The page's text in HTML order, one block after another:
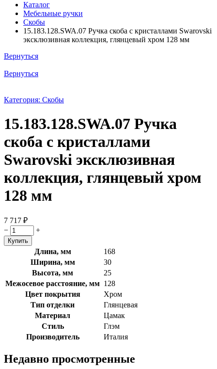
Каталог
Мебельные ручки
Скобы
15.183.128.SWA.07 Ручка скоба с кристаллами Swarovski
эксклюзивная коллекция, глянцевый хром 128 мм
Вернуться
Вернуться
Категория: Скобы
15.183.128.SWA.07 Ручка
скоба с кристаллами
Swarovski эксклюзивная
коллекция, глянцевый хром
128 мм
7 717 ₽
−
+
Длина, мм
168
Ширина, мм
30
Высота, мм
25
Межосевое расстояние, мм 128
Цвет покрытия
Хром
Тип отделки
Глянцевая
Материал
Цамак
Стиль
Глэм
Производитель
Италия
Недавно просмотренные